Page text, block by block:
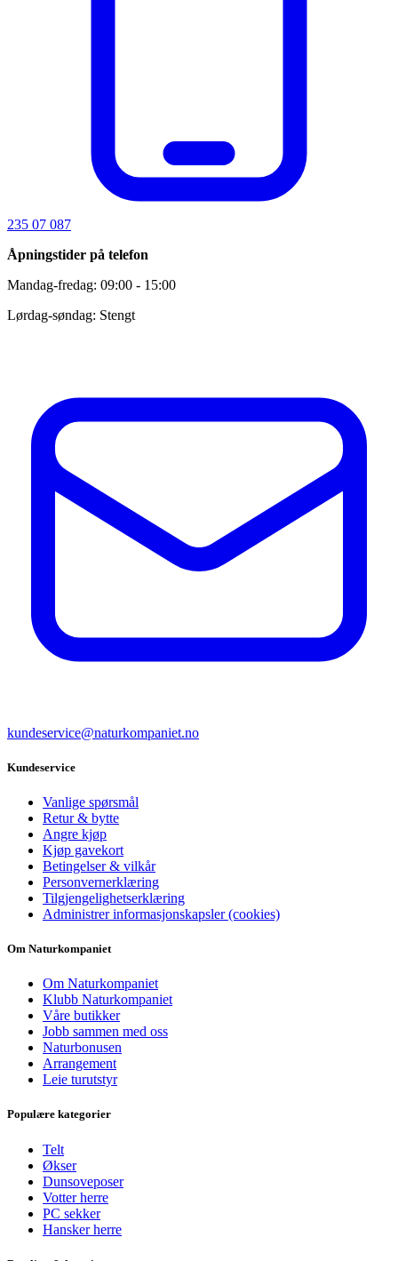
235 07 087
Åpningstider på telefon
Mandag-fredag: 09:00 - 15:00
Lørdag-søndag: Stengt
kundeservice@naturkompaniet.no
Kundeservice
Vanlige spørsmål
Retur & bytte
Angre kjøp
Kjøp gavekort
Betingelser & vilkår
Personvernerklæring
Tilgjengelighetserklæring
Administrer informasjonskapsler (cookies)
Om Naturkompaniet
Om Naturkompaniet
Klubb Naturkompaniet
Våre butikker
Jobb sammen med oss
Naturbonusen
Arrangement
Leie turutstyr
Populære kategorier
Telt
Økser
Dunsoveposer
Votter herre
PC sekker
Hansker herre